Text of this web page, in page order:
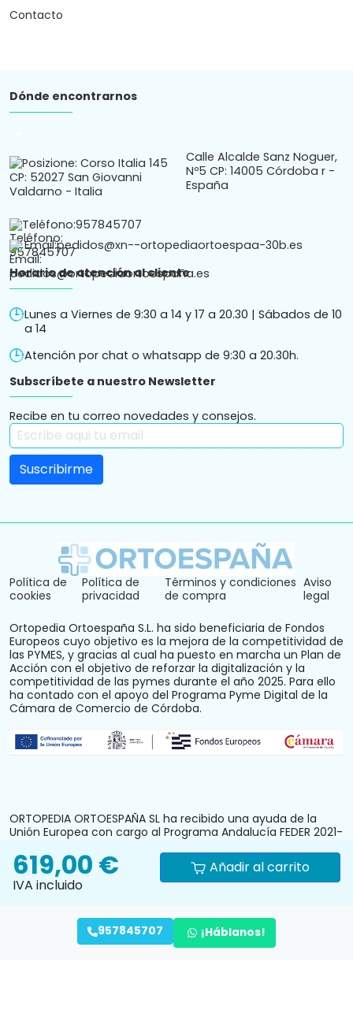
Contacto
Dónde encontrarnos
Calle Alcalde Sanz Noguer,
Nº5 CP: 14005 Córdoba r -
España
Teléfono:957845707
Email:pedidos@xn--ortopediaortoespaa-30b.es
Horario de atención al cliente
Lunes a Viernes de 9:30 a 14 y 17 a 20.30 | Sábados de 10
a 14
Atención por chat o whatsapp de 9:30 a 20.30h.
Subscríbete a nuestro Newsletter
Recibe en tu correo novedades y consejos.
Política de
cookies
Política de
privacidad
Términos y condiciones
de compra
Aviso
legal
Ortopedia Ortoespaña S.L. ha sido beneficiaria de Fondos
Europeos cuyo objetivo es la mejora de la competitividad de
las PYMES, y gracias al cual ha puesto en marcha un Plan de
Acción con el objetivo de reforzar la digitalización y la
competitividad de las pymes durante el año 2025. Para ello
ha contado con el apoyo del Programa Pyme Digital de la
Cámara de Comercio de Córdoba.
ORTOPEDIA ORTOESPAÑA SL ha recibido una ayuda de la
Unión Europea con cargo al Programa Andalucía FEDER 2021-
crecimiento, la competitividad y la consolidación de las
personas trabajadoras autónomas y pymes comerciales y
artesanas, mediante la mejora del equipamiento
PYM242024CO000000028.
619,00 €
IVA incluido
Añadir al carrito
957845707 ¡Háblanos!